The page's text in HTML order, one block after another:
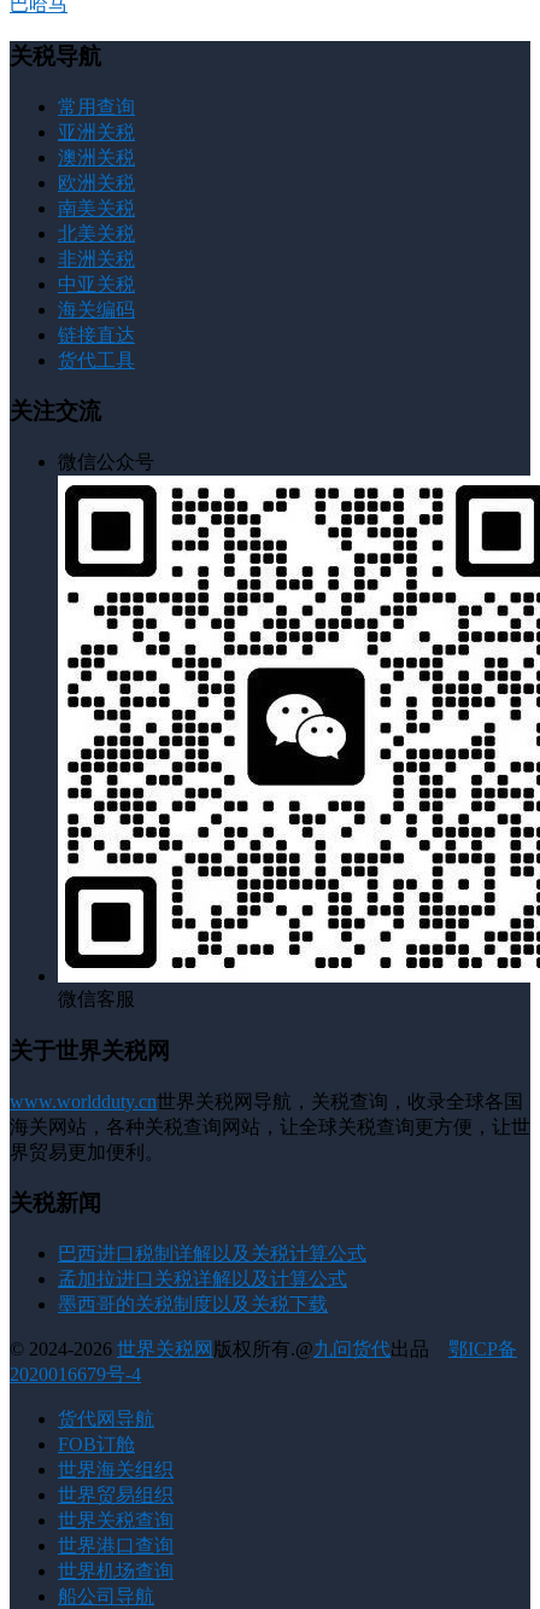
巴哈马
关税导航
常用查询
亚洲关税
澳洲关税
欧洲关税
南美关税
北美关税
非洲关税
中亚关税
海关编码
链接直达
货代工具
关注交流
微信公众号
微信客服
关于世界关税网
www.worldduty.cn世界关税网导航，关税查询，收录全球各国
海关网站，各种关税查询网站，让全球关税查询更方便，让世
界贸易更加便利。
关税新闻
巴西进口税制详解以及关税计算公式
孟加拉进口关税详解以及计算公式
墨西哥的关税制度以及关税下载
© 2024-2026 世界关税网 版权所有.@九问货代出品 鄂ICP备
2020016679号-4
货代网导航
FOB订舱
世界海关组织
世界贸易组织
世界关税查询
世界港口查询
世界机场查询
船公司导航